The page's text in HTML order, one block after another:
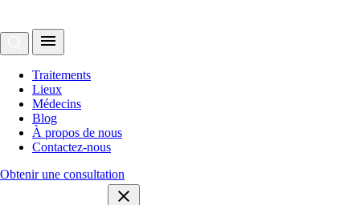
Traitements
Lieux
Médecins
Blog
À propos de nous
Contactez-nous
Obtenir une consultation